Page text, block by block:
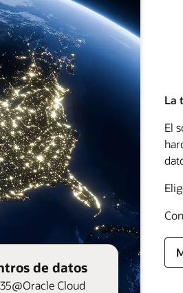
de datos
Cloud
La
El